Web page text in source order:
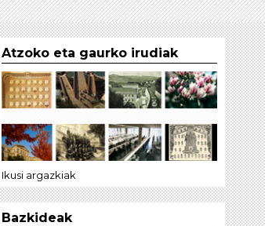
Atzoko eta gaurko irudiak
Ikusi argazkiak
Bazkideak